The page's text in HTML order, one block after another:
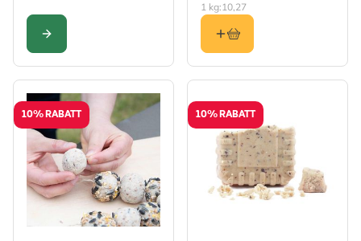
KONFIGURIEREN
1 kg:10,27
10% RABATT 10% RABATT